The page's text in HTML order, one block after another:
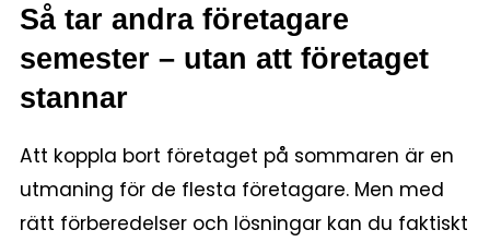
Så tar andra företagare
semester – utan att företaget
stannar
Att koppla bort företaget på sommaren är en
utmaning för de flesta företagare. Men med
rätt förberedelser och lösningar kan du faktiskt